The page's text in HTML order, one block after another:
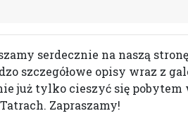
serdecznie na naszą
szczegółowe opisy wraz z
już tylko cieszyć się pobytem
Zapraszamy!